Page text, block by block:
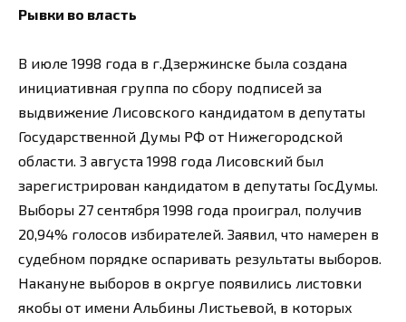
Рывки во власть
В июле 1998 года в г.Дзержинске была создана
инициативная группа по сбору подписей за
выдвижение Лисовского кандидатом в депутаты
Государственной Думы РФ от Нижегородской
области. 3 августа 1998 года Лисовский был
зарегистрирован кандидатом в депутаты ГосДумы.
Выборы 27 сентября 1998 года проиграл, получив
20,94% голосов избирателей. Заявил, что намерен в
судебном порядке оспаривать результаты выборов.
Накануне выборов в окргуе появились листовки
якобы от имени Альбины Листьевой, в которых